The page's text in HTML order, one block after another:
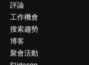
評論
工作機會
搜索趨勢
博客
聚會活動